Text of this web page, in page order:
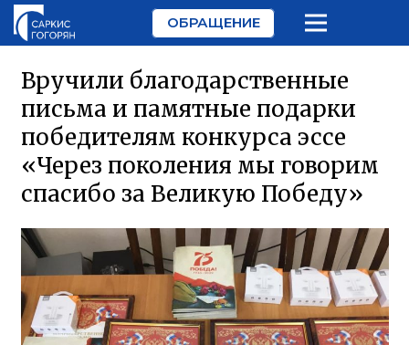
ОБРАЩЕНИЕ
Вручили благодарственные
письма и памятные подарки
победителям конкурса эссе
«Через поколения мы говорим
спасибо за Великую Победу»